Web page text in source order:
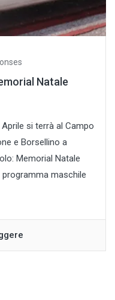
Natale
si terrà al Campo
e Borsellino a
Memorial Natale
programma maschile